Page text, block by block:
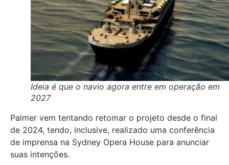
Ideia é que o navio agora entre em operação em
2027
Palmer vem tentando retomar o projeto desde o final
de 2024, tendo, inclusive, realizado uma conferência
de imprensa na Sydney Opera House para anunciar
suas intenções.